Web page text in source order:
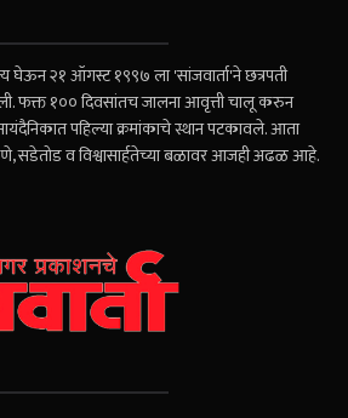
घेऊन २१ ऑगस्ट १९९७ ला 'सांजवार्ता'ने छत्रपती
फक्त १०० दिवसांतच जालना आवृत्ती चालू करुन
पहिल्या क्रमांकाचे स्थान पटकावले. आता
सडेतोड व विश्वासार्हतेच्या बळावर आजही अढळ आहे.